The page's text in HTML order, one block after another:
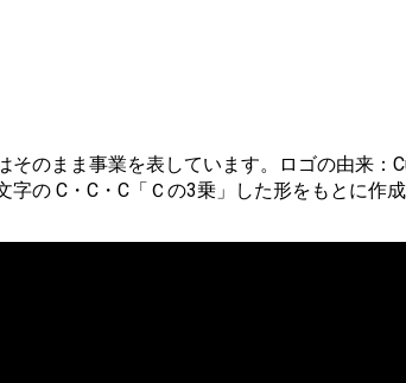
そのまま事業を表しています。ロゴの由来：
字の C・C・C「Ｃの3乗」した形をもとに作成